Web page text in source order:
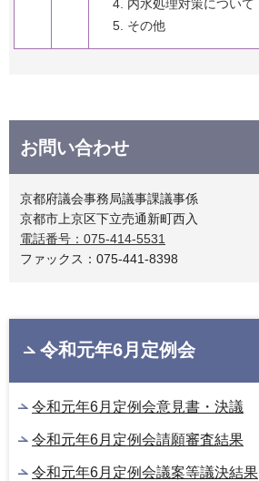
内水処理対策について
その他
お問い合わせ
京都府議会事務局議事課議事係
京都市上京区下立売通新町西入
電話番号：075-414-5531
ファックス：075-441-8398
令和元年6月定例会
令和元年6月定例会意見書・決議
令和元年6月定例会請願審査結果
令和元年6月定例会議案等議決結果